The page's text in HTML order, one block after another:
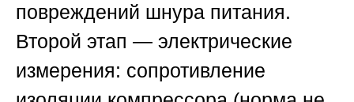
повреждений шнура питания.
Второй этап — электрические
измерения: сопротивление